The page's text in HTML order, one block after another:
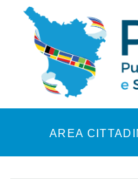
Skip to main content
AREA